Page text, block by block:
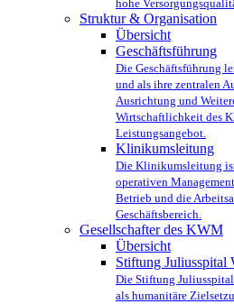
hohe
Struktur & Organisation
Übersicht
Geschäftsführung
Die Geschäftsführung
und als ihre zentralen
Ausrichtung und
Wirtschaftlichkeit des
Leistungsangebot.
Klinikumsleitung
Die Klinikumsleitung
operativen
Betrieb und die
Geschäftsbereich.
Gesellschafter des KWM
Übersicht
Stiftung Juliusspital
Die Stiftung
als humanitäre